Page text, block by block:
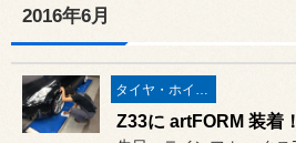
2016年6月
タイヤ・ホイール
Z33に artFORM 装着！